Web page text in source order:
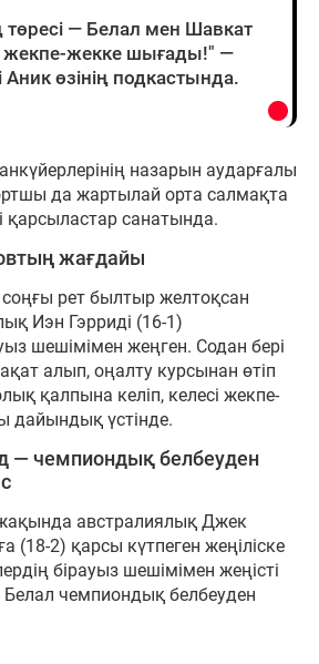
— Белал мен Шавкат
жекпе-жекке шығады!" —
өзінің подкастында.
назарын аударғалы
да жартылай орта салмақта
қарсыластар санатында.
жағдайы
рет былтыр желтоқсан
Иэн Гэрриді (16-1)
шешімімен жеңген. Содан бері
алып, оңалту курсынан өтіп
қалпына келіп, келесі жекпе-
дайындық үстінде.
— чемпиондық белбеуден
австралиялық Джек
(18-2) қарсы күтпеген жеңіліске
бірауыз шешімімен жеңісті
Белал чемпиондық белбеуден